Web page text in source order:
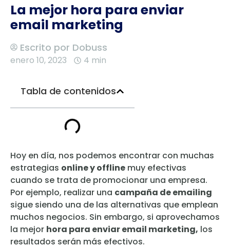
La mejor hora para enviar
email marketing
Escrito por Dobuss
enero 10, 2023 4 min
Tabla de contenidos
Hoy en día, nos podemos encontrar con muchas
estrategias online y offline muy efectivas
cuando se trata de promocionar una empresa.
Por ejemplo, realizar una campaña de emailing
sigue siendo una de las alternativas que emplean
muchos negocios. Sin embargo, si aprovechamos
la mejor hora para enviar email marketing, los
resultados serán más efectivos.